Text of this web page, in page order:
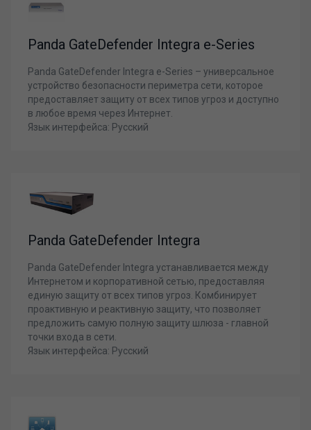
Panda GateDefender Integra e-Series
Panda GateDefender Integra e-Series – универсальное
устройство безопасности периметра сети, которое
предоставляет защиту от всех типов угроз и доступно
в любое время через Интернет.
Язык интерфейса: Русский
Panda GateDefender Integra
Panda GateDefender Integra устанавливается между
Интернетом и корпоративной сетью, предоставляя
единую защиту от всех типов угроз. Комбинирует
проактивную и реактивную защиту, что позволяет
предложить самую полную защиту шлюза - главной
точки входа в сети.
Язык интерфейса: Русский